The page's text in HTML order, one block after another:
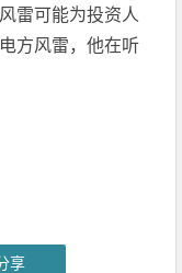
雷可能为投资人
方风雷，他在听
享